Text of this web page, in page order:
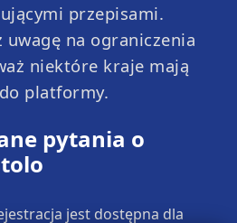
przepisami.
na ograniczenia
niektóre kraje mają
platformy.
pytania o
jest dostępna dla